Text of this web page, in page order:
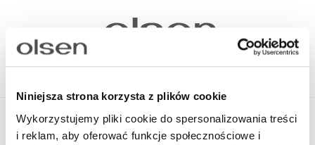
Niniejsza strona korzysta z plików cookie
Wykorzystujemy pliki cookie do spersonalizowania treści
i reklam, aby oferować funkcje społecznościowe i
Ten produkt jest niedostępny.